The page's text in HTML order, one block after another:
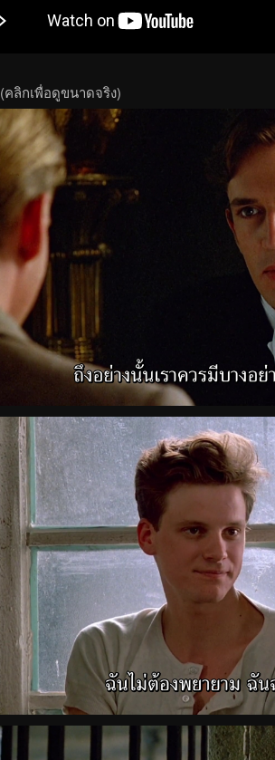
(คลิกเพื่อดูขนาดจริง)